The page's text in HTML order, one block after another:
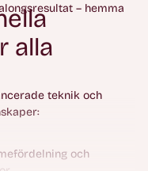
– hemma
alla
teknik och
och